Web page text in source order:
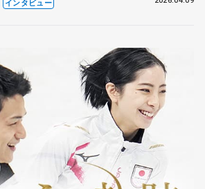
インタビュー